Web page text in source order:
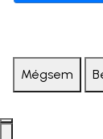
Mégsem